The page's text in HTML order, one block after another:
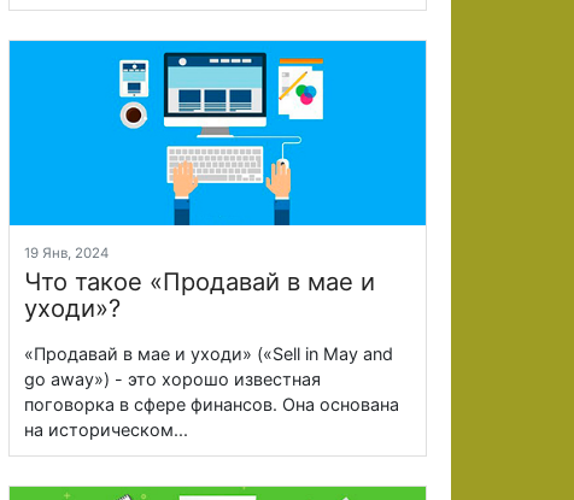
19 Янв, 2024
Что такое «Продавай в мае и
уходи»?
«Продавай в мае и уходи» («Sell in May and
go away») - это хорошо известная
поговорка в сфере финансов. Она основана
на историческом...